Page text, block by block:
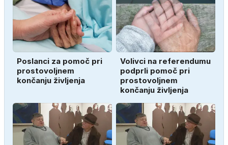
Poslanci za pomoč pri
prostovoljnem
končanju življenja
Volivci na referendumu
podprli pomoč pri
prostovoljnem
končanju življenja